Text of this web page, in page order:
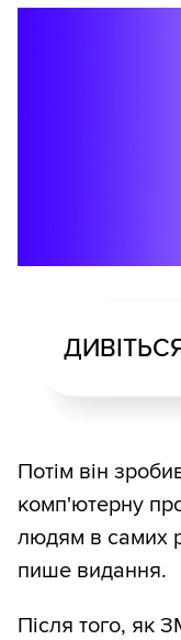
Потім він
комп'ютерну
людям в самих
пише видання.
Після того, як